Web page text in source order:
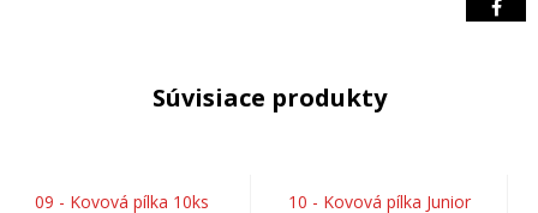
Súvisiace produkty
09 - Kovová pílka 10ks 10 - Kovová pílka Junior